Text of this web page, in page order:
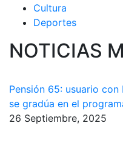
Cultura
Deportes
NOTICIAS
Pensión 65: usuario
se gradúa en el
26 Septiembre, 2025